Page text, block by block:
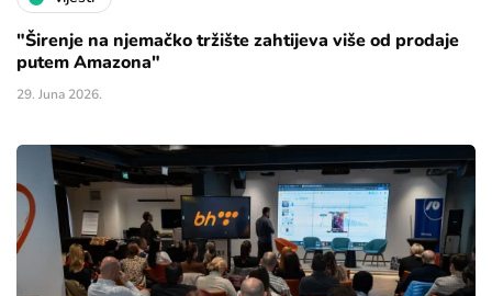
"Širenje na njemačko tržište zahtijeva više od prodaje
putem Amazona"
29. Juna 2026.